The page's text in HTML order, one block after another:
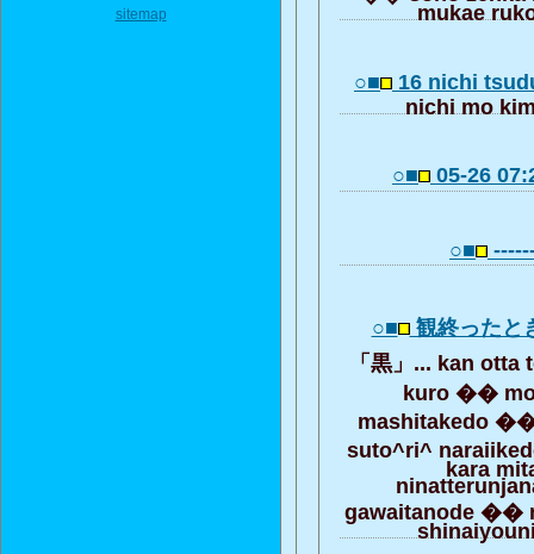
sitemap
mukae
○■ 16 nichi
nichi mo
○■ 05-26
○■
○■ 観終った
「黒」... kan
kuro ��
mashitakedo
suto^ri^
kara
gawaitanode ��